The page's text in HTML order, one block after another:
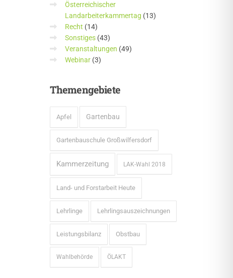
Österreichischer
Landarbeiterkammertag (13)
Recht (14)
Sonstiges(43)
Veranstaltungen (49)
Webinar(3)
Themengebiete
Apfel Gartenbau
Gartenbauschule Großwilfersdorf
Kammerzeitung LAK-Wahl 2018
Land- und Forstarbeit Heute
Lehrlinge Lehrlingsauszeichnungen
Leistungsbilanz Obstbau
Wahlbehörde ÖLAKT